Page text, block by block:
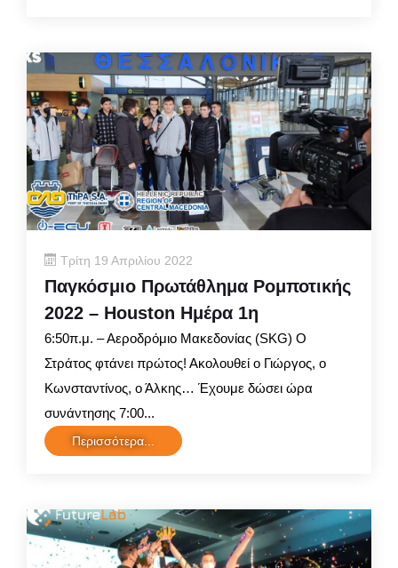
Τρίτη 19 Απριλίου 2022
Παγκόσμιο Πρωτάθλημα Ρομποτικής
2022 – Houston Ημέρα 1η
6:50π.μ. – Αεροδρόμιο Μακεδονίας (SKG) Ο
Στράτος φτάνει πρώτος! Ακολουθεί ο Γιώργος, ο
Κωνσταντίνος, ο Άλκης… Έχουμε δώσει ώρα
συνάντησης 7:00...
Περισσότερα...